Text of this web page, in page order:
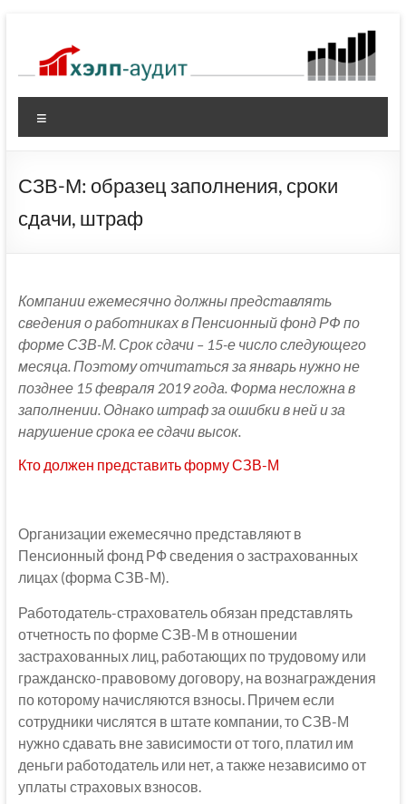
содержимому
СЗВ-М: образец заполнения, сроки
сдачи, штраф
Компании ежемесячно должны представлять
сведения о работниках в Пенсионный фонд РФ по
форме СЗВ-М. Срок сдачи – 15-е число следующего
месяца. Поэтому отчитаться за январь нужно не
позднее 15 февраля 2019 года. Форма несложна в
заполнении. Однако штраф за ошибки в ней и за
нарушение срока ее сдачи высок.
Кто должен представить форму СЗВ-М
Организации ежемесячно представляют в
Пенсионный фонд РФ сведения о застрахованных
лицах (форма СЗВ-М).
Работодатель-страхователь обязан представлять
отчетность по форме СЗВ-М в отношении
застрахованных лиц, работающих по трудовому или
гражданско-правовому договору, на вознаграждения
по которому начисляются взносы. Причем если
сотрудники числятся в штате компании, то СЗВ-М
нужно сдавать вне зависимости от того, платил им
деньги работодатель или нет, а также независимо от
уплаты страховых взносов.